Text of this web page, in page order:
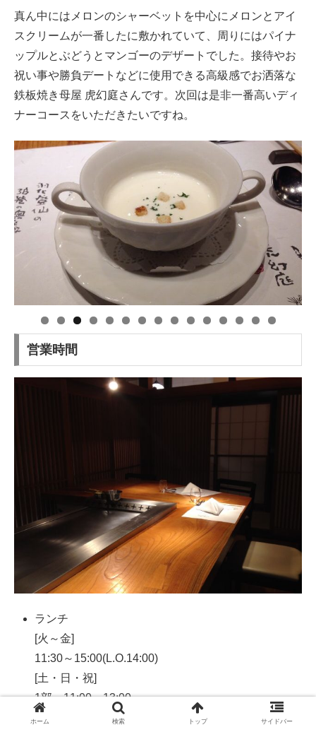
真ん中にはメロンのシャーベットを中心にメロンとアイ
スクリームが一番したに敷かれていて、周りにはパイナ
ップルとぶどうとマンゴーのデザートでした。接待やお
祝い事や勝負デートなどに使用できる高級感でお洒落な
鉄板焼き母屋 虎幻庭さんです。次回は是非一番高いディ
ナーコースをいただきたいですね。
営業時間
ランチ
[火～金]
11:30～15:00(L.O.14:00)
[土・日・祝]
1部 11:00～13:00
2部 13:30～15:30
ホーム 検索 トップ サイドバー